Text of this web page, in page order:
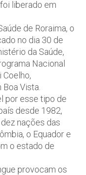
liberado em
de Roraima, o
no dia 30 de
da Saúde,
Nacional
Coelho,
Vista.
por esse tipo de
desde 1982,
nações das
o Equador e
o estado de
provocam os